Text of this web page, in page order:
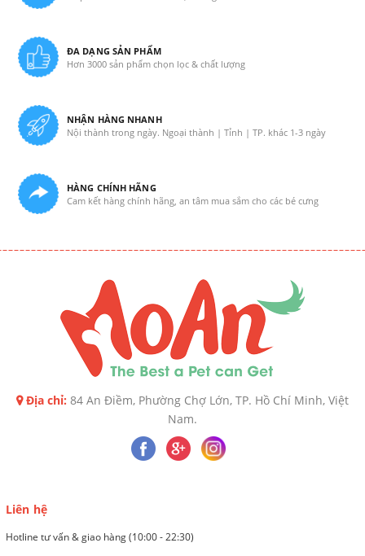
ĐA DẠNG SẢN PHẨM
Hơn 3000 sản phẩm chọn lọc & chất lượng
NHẬN HÀNG NHANH
Nội thành trong ngày. Ngoại thành | Tỉnh | TP. khác 1-3 ngày
HÀNG CHÍNH HÃNG
Cam kết hàng chính hãng, an tâm mua sắm cho các bé cưng
Địa chỉ: 84 An Điềm, Phường Chợ Lớn, TP. Hồ Chí Minh, Việt
Nam.
Liên hệ
Hotline tư vấn & giao hàng (10:00 - 22:30)